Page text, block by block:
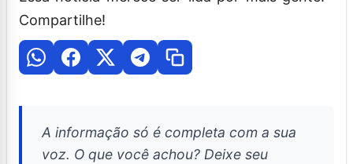
Compartilhe!
A informação só é completa com a sua
voz. O que você achou? Deixe seu